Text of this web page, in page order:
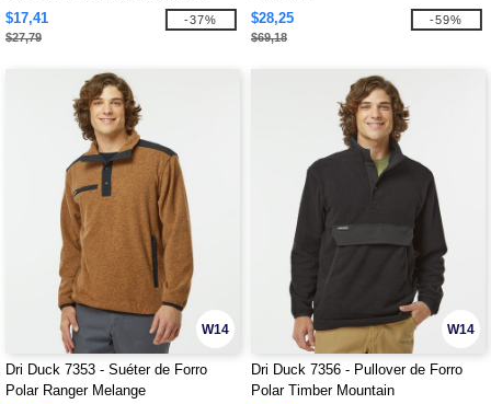
Fleece
$17,41
$27,79
-37%
$28,25
$69,18
-59%
W14
Dri Duck 7353 - Suéter de Forro
Polar Ranger Melange
W14
Dri Duck 7356 - Pullover de Forro
Polar Timber Mountain